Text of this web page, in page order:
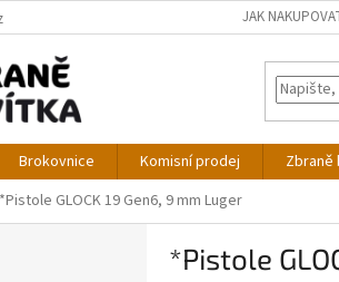
JAK
Brokovnice Komisní prodej Zbraně
*Pistole GLOCK 19 Gen6, 9 mm Luger
*Pistole